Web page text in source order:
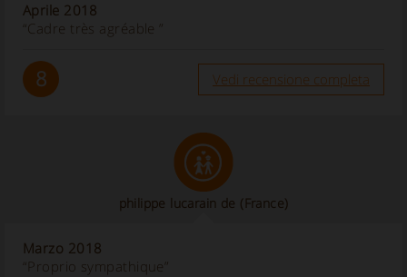
Aprile 2018
“Cadre très agréable ”
8 Vedi recensione completa
philippe lucarain de (France)
Marzo 2018
“Proprio sympathique”